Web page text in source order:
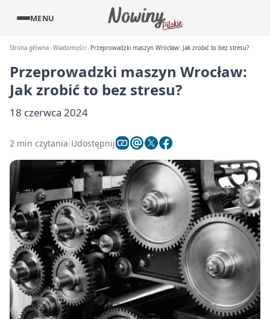
MENU
Strona główna Wiadomości Przeprowadzki maszyn Wrocław: Jak zrobić to bez stresu?
Przeprowadzki maszyn Wrocław:
Jak zrobić to bez stresu?
18 czerwca 2024
2 min czytania Udostępnij